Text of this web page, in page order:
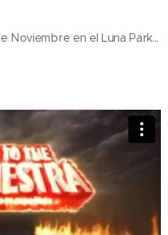
Noviembre en el Luna Park...